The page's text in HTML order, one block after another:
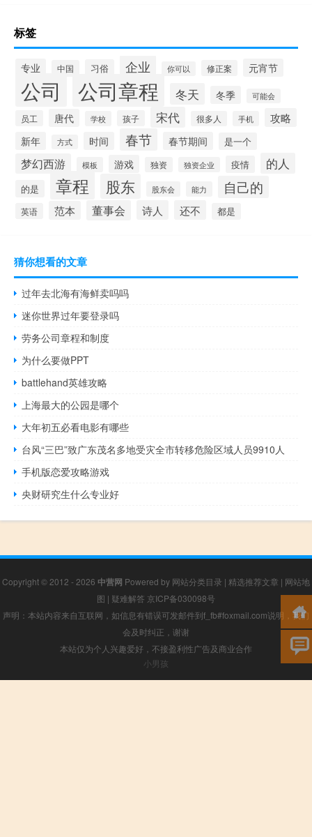
标签
专业 中国 习俗 企业 你可以 修正案 元宵节
公司 公司章程 冬天 冬季 可能会
员工 唐代 学校 孩子 宋代 很多人 手机 攻略
新年 方式 时间 春节 春节期间 是一个
梦幻西游 模板 游戏 独资 独资企业 疫情 的人
的是 章程 股东 股东会 能力 自己的
英语 范本 董事会 诗人 还不 都是
猜你想看的文章
过年去北海有海鲜卖吗吗
迷你世界过年要登录吗
劳务公司章程和制度
为什么要做PPT
battlehand英雄攻略
上海最大的公园是哪个
大年初五必看电影有哪些
台风“三巴”致广东茂名多地受灾全市转移危险区域人员9910人
手机版恋爱攻略游戏
央财研究生什么专业好
Copyright © 2012 - 2026 中营网 Powered by 网站分类目录 | 精选推荐文章 | 网站地
图 | 疑难解答 京ICP备030098号
声明：本站内容来自互联网，如信息有错误可发邮件到f_fb#foxmail.com说明，我们
会及时纠正，谢谢
本站仅为个人兴趣爱好，不接盈利性广告及商业合作
小男孩